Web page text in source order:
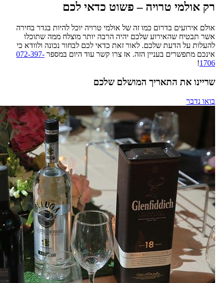
רק אולמי טרויה – פשוט כדאי לכם
אולם אירועים בדרום כמו זה של אולמי טרויה יוכל להיות בגדר בחירה
אשר תבטיח שהאירוע שלכם יהיה הרבה יותר מוצלח ממה שתוכלו
להעלות על הדעת שלכם. לאור זאת כדאי לכם לבחור נכונה ולוודא כי
אינכם מתפשרים בעניין הזה. אז צרו קשר עוד היום במספר 072-397-
1706
!
שריינו את התאריך המושלם שלכם
בואו נדבר